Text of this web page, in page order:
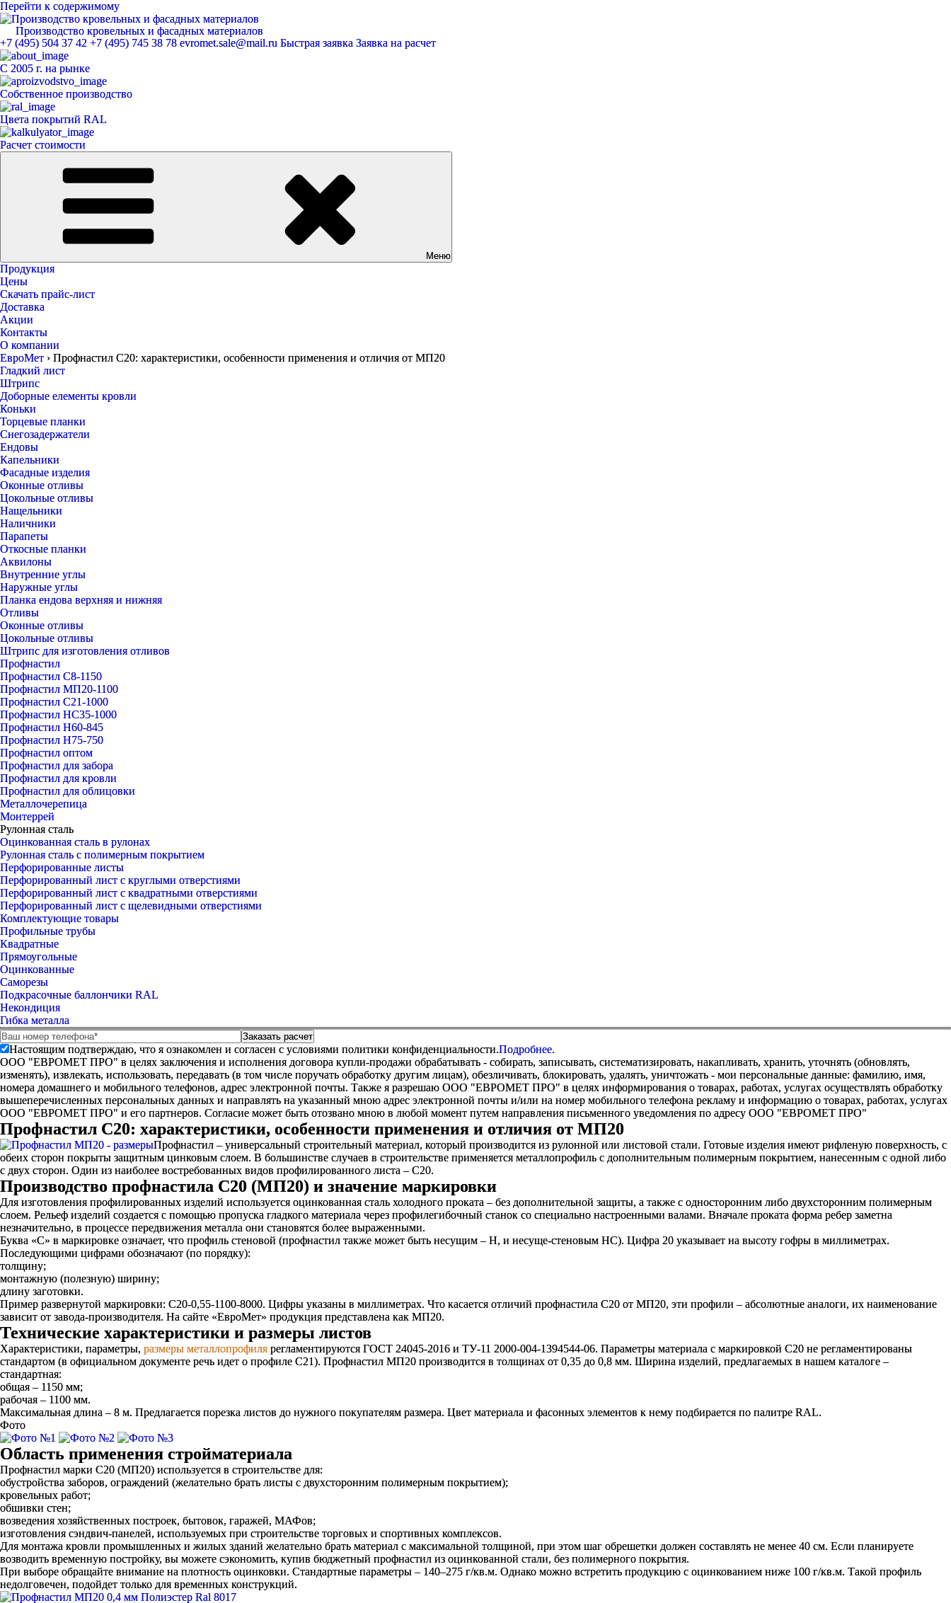
Перейти к содержимому
Производство кровельных и фасадных материалов
ЕвроМет
+7 (495) 504 37 42 +7 (495) 745 38 78 evromet.sale@mail.ru Быстрая заявка Заявка на расчет
С 2005 г. на рынке
Собственное производство
Цвета покрытий RAL
Расчет стоимости
Меню
Продукция
Цены
Скачать прайс-лист
Доставка
Акции
Контакты
О компании
ЕвроМет › Профнастил С20: характеристики, особенности применения и отличия от МП20
Гладкий лист
Штрипс
Доборные елементы кровли
Коньки
Торцевые планки
Снегозадержатели
Ендовы
Капельники
Фасадные изделия
Оконные отливы
Цокольные отливы
Нащельники
Наличники
Парапеты
Откосные планки
Аквилоны
Внутренние углы
Наружные углы
Планка ендова верхняя и нижняя
Отливы
Оконные отливы
Цокольные отливы
Штрипс для изготовления отливов
Профнастил
Профнастил С8-1150
Профнастил МП20-1100
Профнастил С21-1000
Профнастил НС35-1000
Профнастил Н60-845
Профнастил Н75-750
Профнастил оптом
Профнастил для забора
Профнастил для кровли
Профнастил для облицовки
Металлочерепица
Монтеррей
Рулонная сталь
Оцинкованная сталь в рулонах
Рулонная сталь с полимерным покрытием
Перфорированные листы
Перфорированный лист с круглыми отверстиями
Перфорированный лист с квадратными отверстиями
Перфорированный лист с щелевидными отверстиями
Комплектующие товары
Профильные трубы
Квадратные
Прямоугольные
Оцинкованные
Саморезы
Подкрасочные баллончики RAL
Некондиция
Гибка металла
Настоящим подтверждаю, что я ознакомлен и согласен с условиями политики конфиденциальности.Подробнее.
ООО "ЕВРОМЕТ ПРО" в целях заключения и исполнения договора купли-продажи обрабатывать - собирать, записывать, систематизировать, накапливать, хранить, уточнять (обновлять,
изменять), извлекать, использовать, передавать (в том числе поручать обработку другим лицам), обезличивать, блокировать, удалять, уничтожать - мои персональные данные: фамилию, имя,
номера домашнего и мобильного телефонов, адрес электронной почты. Также я разрешаю ООО "ЕВРОМЕТ ПРО" в целях информирования о товарах, работах, услугах осуществлять обработку
вышеперечисленных персональных данных и направлять на указанный мною адрес электронной почты и/или на номер мобильного телефона рекламу и информацию о товарах, работах, услугах
ООО "ЕВРОМЕТ ПРО" и его партнеров. Согласие может быть отозвано мною в любой момент путем направления письменного уведомления по адресу ООО "ЕВРОМЕТ ПРО"
Профнастил С20: характеристики, особенности применения и отличия от МП20
Профнастил – универсальный строительный материал, который производится из рулонной или листовой стали. Готовые изделия имеют рифленую поверхность, с
обеих сторон покрыты защитным цинковым слоем. В большинстве случаев в строительстве применяется металлопрофиль с дополнительным полимерным покрытием, нанесенным с одной либо
с двух сторон. Один из наиболее востребованных видов профилированного листа – С20.
Производство профнастила С20 (МП20) и значение маркировки
Для изготовления профилированных изделий используется оцинкованная сталь холодного проката – без дополнительной защиты, а также с односторонним либо двухсторонним полимерным
слоем. Рельеф изделий создается с помощью пропуска гладкого материала через профилегибочный станок со специально настроенными валами. Вначале проката форма ребер заметна
незначительно, в процессе передвижения металла они становятся более выраженными.
Буква «С» в маркировке означает, что профиль стеновой (профнастил также может быть несущим – Н, и несуще-стеновым НС). Цифра 20 указывает на высоту гофры в миллиметрах.
Последующими цифрами обозначают (по порядку):
толщину;
монтажную (полезную) ширину;
длину заготовки.
Пример развернутой маркировки: С20-0,55-1100-8000. Цифры указаны в миллиметрах. Что касается отличий профнастила С20 от МП20, эти профили – абсолютные аналоги, их наименование
зависит от завода-производителя. На сайте «ЕвроМет» продукция представлена как МП20.
Технические характеристики и размеры листов
Характеристики, параметры, размеры металлопрофиля регламентируются ГОСТ 24045-2016 и ТУ-11 2000-004-1394544-06. Параметры материала с маркировкой С20 не регламентированы
стандартом (в официальном документе речь идет о профиле С21). Профнастил МП20 производится в толщинах от 0,35 до 0,8 мм. Ширина изделий, предлагаемых в нашем каталоге –
стандартная:
общая – 1150 мм;
рабочая – 1100 мм.
Максимальная длина – 8 м. Предлагается порезка листов до нужного покупателям размера. Цвет материала и фасонных элементов к нему подбирается по палитре RAL.
Фото
Область применения стройматериала
Профнастил марки С20 (МП20) используется в строительстве для:
обустройства заборов, ограждений (желательно брать листы с двухсторонним полимерным покрытием);
кровельных работ;
обшивки стен;
возведения хозяйственных построек, бытовок, гаражей, МАФов;
изготовления сэндвич-панелей, используемых при строительстве торговых и спортивных комплексов.
Для монтажа кровли промышленных и жилых зданий желательно брать материал с максимальной толщиной, при этом шаг обрешетки должен составлять не менее 40 см. Если планируете
возводить временную постройку, вы можете сэкономить, купив бюджетный профнастил из оцинкованной стали, без полимерного покрытия.
При выборе обращайте внимание на плотность оцинковки. Стандартные параметры – 140–275 г/кв.м. Однако можно встретить продукцию с оцинкованием ниже 100 г/кв.м. Такой профиль
недолговечен, подойдет только для временных конструкций.